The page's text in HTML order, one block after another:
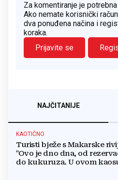
Za komentiranje je
Ako nemate korisnički
dva ponuđena načina i
koraka.
Prijavite se
NAJČITANIJE
KAOTIČNO
Turisti bježe s Makarske
"Ovo je dno dna, od
do kukuruza. U ovom